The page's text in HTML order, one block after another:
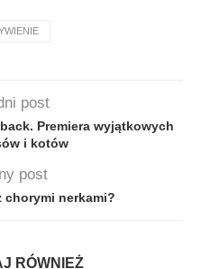
post
Premiera wyjątkowych
i kotów
post
chorymi nerkami?
RÓWNIEŻ